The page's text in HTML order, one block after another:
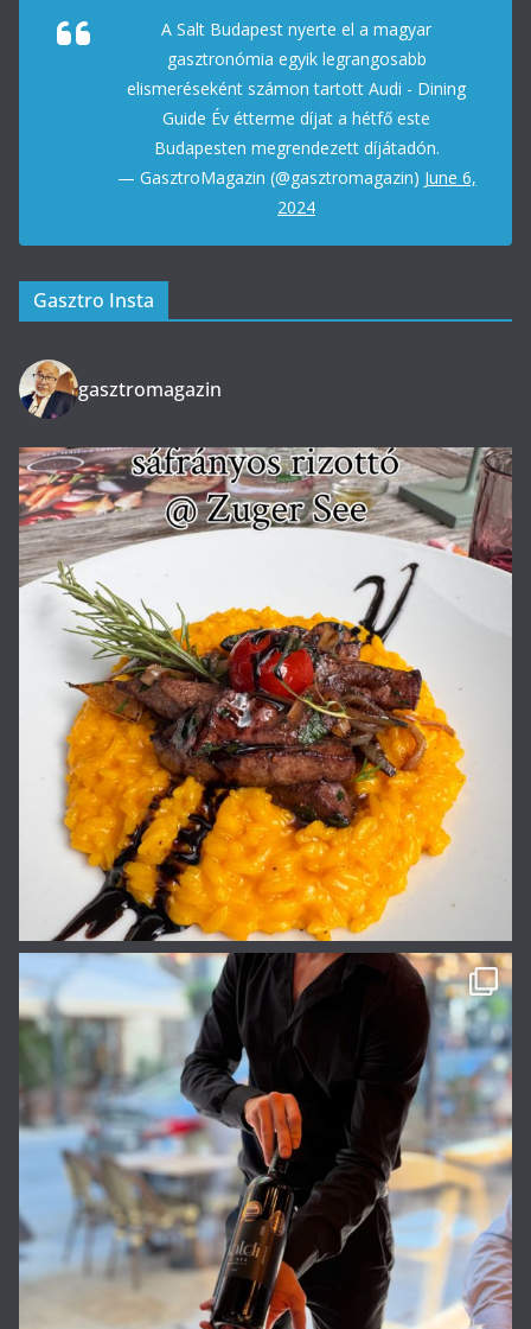
A Salt Budapest nyerte el a magyar
gasztronómia egyik legrangosabb
elismeréseként számon tartott Audi - Dining
Guide Év étterme díjat a hétfő este
Budapesten megrendezett díjátadón.
— GasztroMagazin (@gasztromagazin) June 6,
2024
Gasztro Insta
gasztromagazin